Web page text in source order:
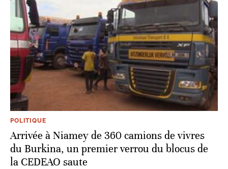
POLITIQUE
Arrivée à Niamey de 360 camions de vivres
du Burkina, un premier verrou du blocus de
la CEDEAO saute